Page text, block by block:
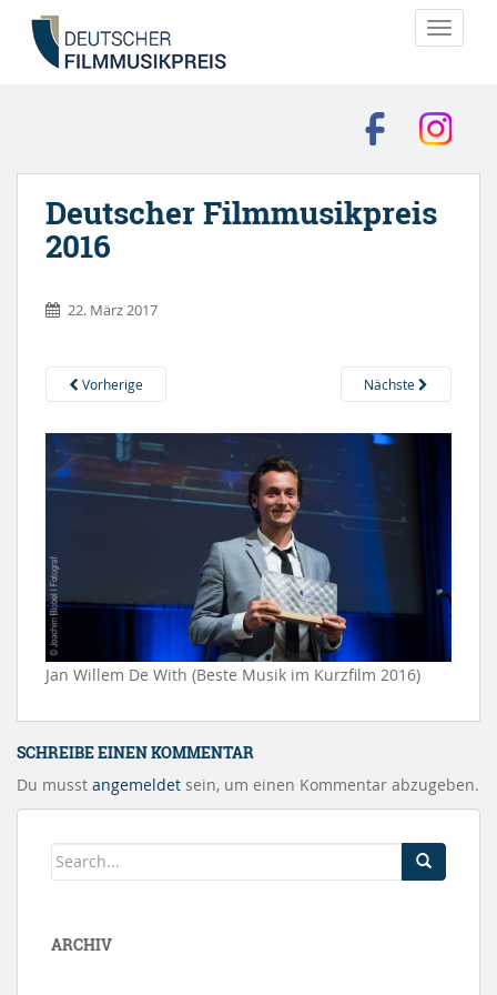
Deutscher Filmmusikpreis
2016
22. März 2017
Vorherige Nächste
Jan Willem De With (Beste Musik im Kurzfilm 2016)
SCHREIBE EINEN KOMMENTAR
Du musst angemeldet sein, um einen Kommentar abzugeben.
ARCHIV